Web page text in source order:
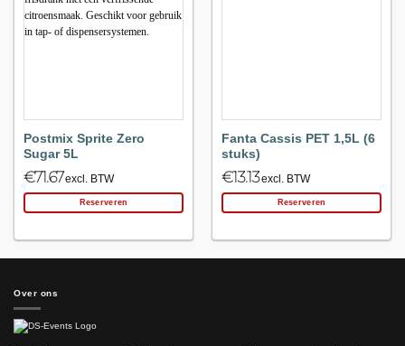
Maak
favoriet!
Postmix Sprite Zero
Sugar 5L
€71.67excl. BTW
Reserveren
Fanta Cassis PET 1,5L (6
stuks)
€13.13excl. BTW
Reserveren
Over ons